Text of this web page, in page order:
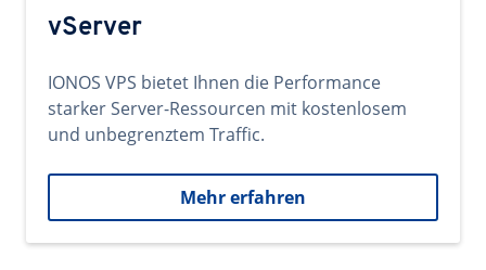
vServer
IONOS VPS bietet Ihnen die Performance
starker Server-Ressourcen mit kostenlosem
und unbegrenztem Traffic.
Mehr erfahren